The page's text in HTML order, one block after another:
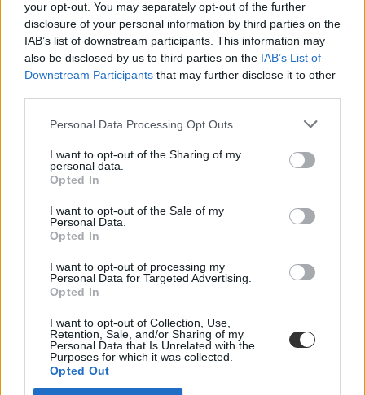
your opt-out. You may separately opt-out of the further
disclosure of your personal information by third parties on the
IAB’s list of downstream participants. This information may
also be disclosed by us to third parties on the IAB’s List of
Downstream Participants that may further disclose it to other
Personal Data Processing Opt Outs
I want to opt-out of the Sharing of my
personal data.
Opted In
I want to opt-out of the Sale of my
Personal Data.
Opted In
I want to opt-out of processing my
Personal Data for Targeted Advertising.
Opted In
I want to opt-out of Collection, Use,
Retention, Sale, and/or Sharing of my
Personal Data that Is Unrelated with the
Purposes for which it was collected.
Opted Out
Bezzeg Hanna
Jó hír a felvételizőknek: már megnézhetitek a
pontszámaitokat
Már megnézhetitek az összpontszámaitokat, pénteken pedig jönnek
Érettségi-felvételi
Csik Veronika
A héten jönnek a pótfelvételi ponthatárai
Már csak pár napot kell várni a 2021-es pótfelvételi ponthatáraira -
Érettségi-felvételi
Csik Veronika